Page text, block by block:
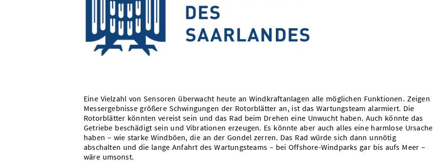
Eine Vielzahl von Sensoren überwacht heute an Windkraftanlagen alle möglichen Funktionen. Zeigen
Messergebnisse größere Schwingungen der Rotorblätter an, ist das Wartungsteam alarmiert. Die
Rotorblätter könnten vereist sein und das Rad beim Drehen eine Unwucht haben. Auch könnte das
Getriebe beschädigt sein und Vibrationen erzeugen. Es könnte aber auch alles eine harmlose Ursache
haben – wie starke Windböen, die an der Gondel zerren. Das Rad würde sich dann unnötig
abschalten und die lange Anfahrt des Wartungsteams – bei Offshore-Windparks gar bis aufs Meer –
wäre umsonst.